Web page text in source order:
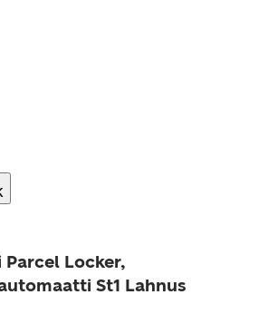
Parcel Locker,
St1 Lahnus